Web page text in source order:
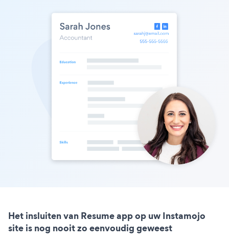
Het insluiten van Resume app op uw Instamojo
site is nog nooit zo eenvoudig geweest